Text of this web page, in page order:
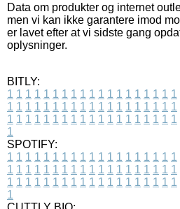
Data om produkter og internet
men vi kan ikke garantere imod
er lavet efter at vi sidste gang
oplysninger.
BITLY:
1 1 1 1 1 1 1 1 1 1 1 1 1 1 1 1 1 1 1
1 1 1 1 1 1 1 1 1 1 1 1 1 1 1 1 1 1 1
1 1 1 1 1 1 1 1 1 1 1 1 1 1 1 1 1 1 1
1
SPOTIFY:
1 1 1 1 1 1 1 1 1 1 1 1 1 1 1 1 1 1 1
1 1 1 1 1 1 1 1 1 1 1 1 1 1 1 1 1 1 1
1 1 1 1 1 1 1 1 1 1 1 1 1 1 1 1 1 1 1
1